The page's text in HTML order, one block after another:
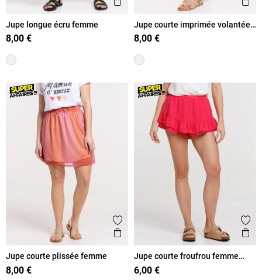
Jupe longue écru femme
8,00 €
Jupe courte imprimée volantée
femme
8,00 €
Ajouter aux favoris
Aperçu rapide
Jupe courte plissée femme
8,00 €
Jupe courte froufrou femme
rose fiesta
6,00 €